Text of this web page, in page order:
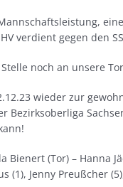
verdient gegen den
noch an unsere
wieder zur
Bezirksoberliga
Bienert (Tor) – Hanna
(1), Jenny Preußcher